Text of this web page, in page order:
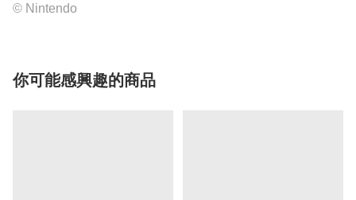
© Nintendo
你可能感興趣的商品